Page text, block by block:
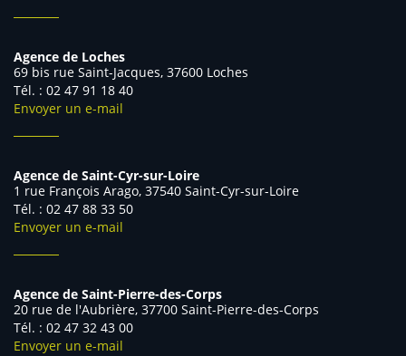
Agence de Loches
69 bis rue Saint-Jacques, 37600 Loches
Tél. : 02 47 91 18 40
Envoyer un e-mail
Agence de Saint-Cyr-sur-Loire
1 rue François Arago, 37540 Saint-Cyr-sur-Loire
Tél. : 02 47 88 33 50
Envoyer un e-mail
Agence de Saint-Pierre-des-Corps
20 rue de l'Aubrière, 37700 Saint-Pierre-des-Corps
Tél. : 02 47 32 43 00
Envoyer un e-mail